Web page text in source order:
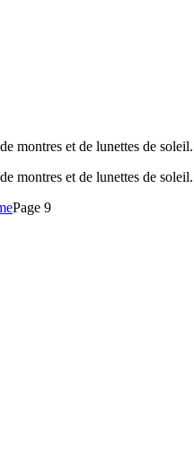
montres et de lunettes de
montres et de lunettes de
Page 9